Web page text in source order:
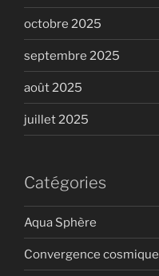
octobre 2025
septembre 2025
août 2025
juillet 2025
Catégories
Aqua Sphère
Convergence cosmique